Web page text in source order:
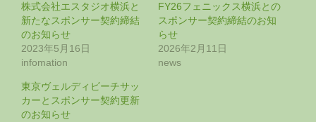
株式会社エスタジオ横浜と
新たなスポンサー契約締結
のお知らせ
2023年5月16日
infomation
FY26フェニックス横浜との
スポンサー契約締結のお知
らせ
2026年2月11日
news
東京ヴェルディビーチサッ
カーとスポンサー契約更新
のお知らせ